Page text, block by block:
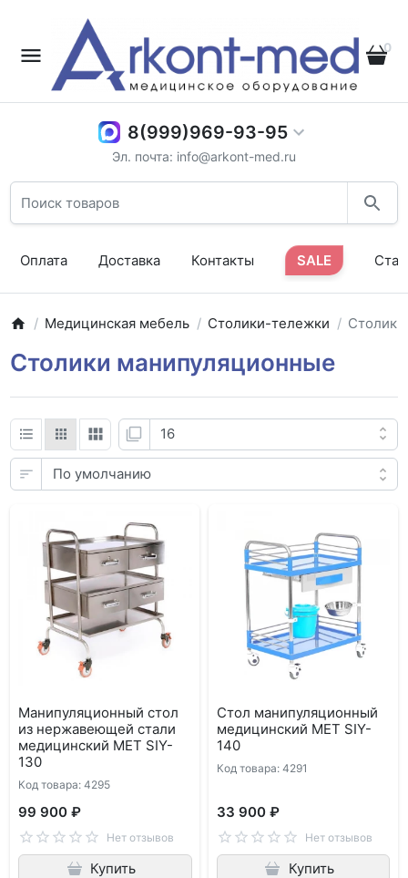
0
8(999)969-93-95
Эл. почта: info@arkont-med.ru
Оплата Доставка Контакты SALE
Медицинская мебель Столики-тележки
Столики манипуляционные
Манипуляционный стол
из нержавеющей стали
медицинский МЕТ SIY-
130
Код товара: 4295
99 900 ₽
Нет отзывов
Купить
Стол манипуляционный
медицинский МЕТ SIY-
140
Код товара: 4291
33 900 ₽
Нет отзывов
Купить